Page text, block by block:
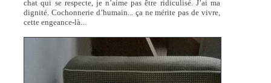
chat qui se respecte, je n’aime pas être ridiculisé. J’ai ma
dignité. Cochonnerie d’humain... ça ne mérite pas de vivre,
cette engeance-là...